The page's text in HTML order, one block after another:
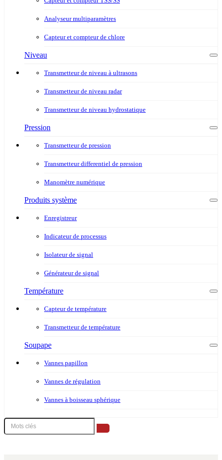
Analyseur multiparamètres
Capteur et compteur de chlore
Niveau
Transmetteur de niveau à ultrasons
Transmetteur de niveau radar
Transmetteur de niveau hydrostatique
Pression
Transmetteur de pression
Transmetteur differentiel de pression
Manomètre numérique
Produits système
Enregistreur
Indicateur de processus
Isolateur de signal
Générateur de signal
Température
Capteur de température
Transmetteur de température
Soupape
Vannes papillon
Vannes de régulation
Vannes à boisseau sphérique